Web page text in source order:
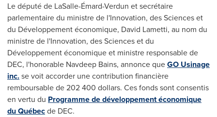
Le député de LaSalle-Émard-Verdun et secrétaire
parlementaire du ministre de l'Innovation, des Sciences et
du Développement économique, David Lametti, au nom du
ministre de l'Innovation, des Sciences et du
Développement économique et ministre responsable de
DEC, l'honorable Navdeep Bains, annonce queGO Usinage
inc.se voit accorder une contribution financière
remboursable de 202 400 dollars. Ces fonds sont consentis
en vertu du Programme de développement économique
du Québecde DEC.